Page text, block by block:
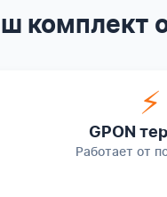
комплект
⚡
GPON
Работает от